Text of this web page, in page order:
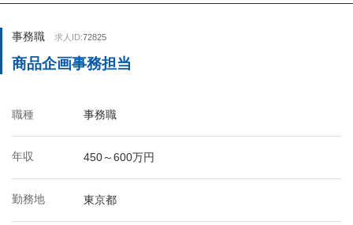
事務職 求人ID:72825
商品企画事務担当
職種 事務職
年収 450～600万円
勤務地 東京都